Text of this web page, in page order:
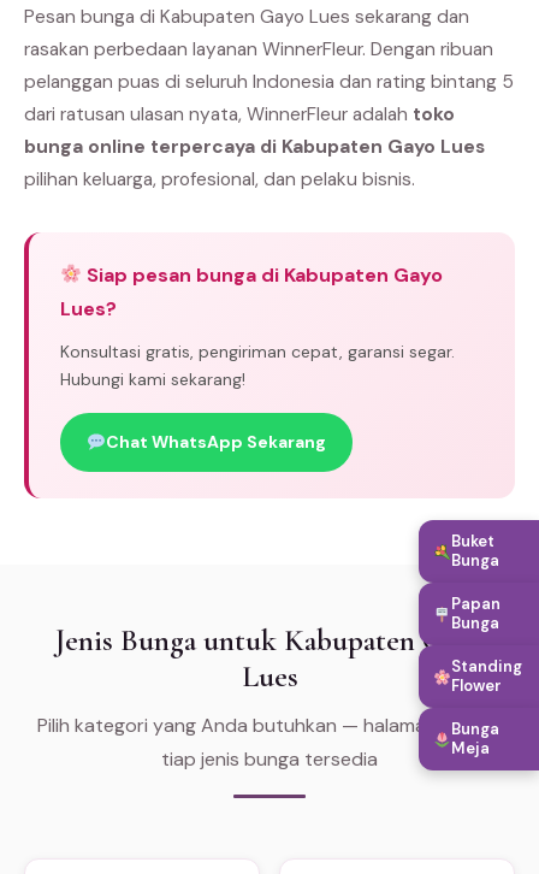
Pesan bunga di Kabupaten Gayo Lues sekarang dan
rasakan perbedaan layanan WinnerFleur. Dengan ribuan
pelanggan puas di seluruh Indonesia dan rating bintang 5
dari ratusan ulasan nyata, WinnerFleur adalah toko
bunga online terpercaya di Kabupaten Gayo Lues
pilihan keluarga, profesional, dan pelaku bisnis.
Siap pesan bunga di Kabupaten Gayo
Lues?
Konsultasi gratis, pengiriman cepat, garansi segar.
Hubungi kami sekarang!
Chat WhatsApp Sekarang
Jenis Bunga untuk Kabupaten Gayo
Lues
Pilih kategori yang Anda butuhkan — halaman khusus
tiap jenis bunga tersedia
Buket
Bunga
Papan
Bunga
Standing
Flower
Bunga
Meja